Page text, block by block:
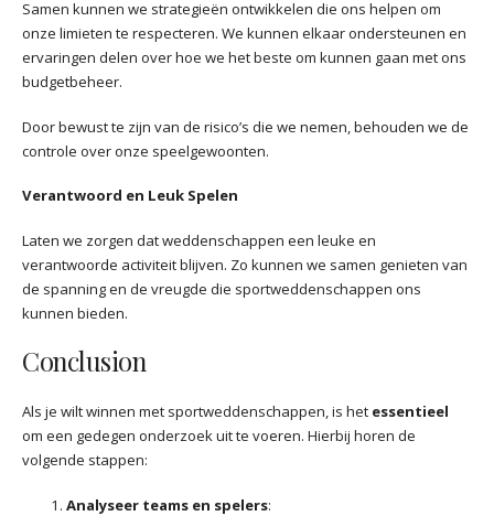
Samen kunnen we strategieën ontwikkelen die ons helpen om
onze limieten te respecteren. We kunnen elkaar ondersteunen en
ervaringen delen over hoe we het beste om kunnen gaan met ons
budgetbeheer.
Door bewust te zijn van de risico’s die we nemen, behouden we de
controle over onze speelgewoonten.
Verantwoord en Leuk Spelen
Laten we zorgen dat weddenschappen een leuke en
verantwoorde activiteit blijven. Zo kunnen we samen genieten van
de spanning en de vreugde die sportweddenschappen ons
kunnen bieden.
Conclusion
Als je wilt winnen met sportweddenschappen, is het essentieel
om een gedegen onderzoek uit te voeren. Hierbij horen de
volgende stappen:
Analyseer teams en spelers: